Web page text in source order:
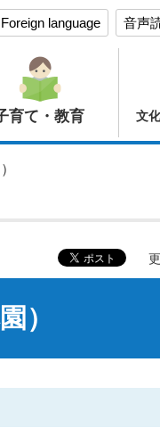
Foreign language 音声
育て・教育 文
）